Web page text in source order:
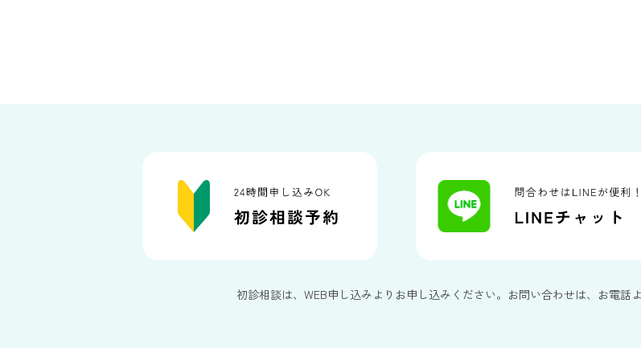
初診相談は、WEB申し込みよりお申し込みください。お問い合わせは、お電話